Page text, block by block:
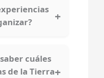
cuáles
de la Tierra